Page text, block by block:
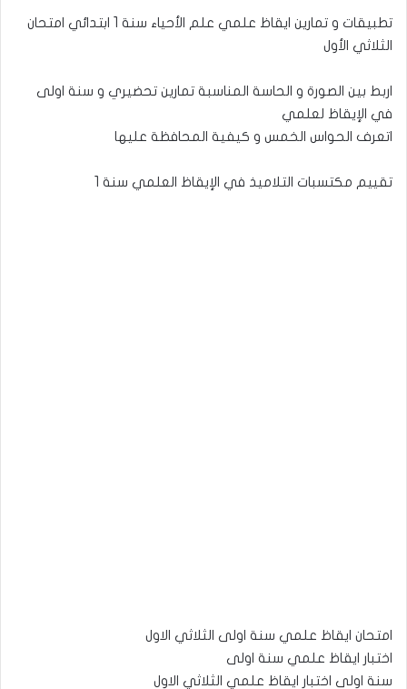
تطبيقات و تمارين ايقاظ علمي علم الأحياء سنة 1 ابتدائي امتحان
الثلاثي الأول
اربط بين الصورة و الحاسة المناسبة تمارين تحضيري و سنة اولى
في الإيقاظ لعلمي
اتعرف الحواس الخمس و كيفية المحافظة عليها
تقييم مكتسبات التلاميذ في الإيقاظ العلمي سنة 1
امتحان ايقاظ علمي سنة اولى الثلاثي الاول
اختبار ايقاظ علمي سنة اولى
سنة اولى اختبار ايقاظ علمي الثلاثي الاول